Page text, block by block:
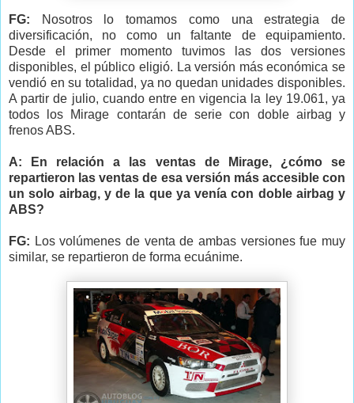
FG: Nosotros lo tomamos como una estrategia de
diversificación, no como un faltante de equipamiento.
Desde el primer momento tuvimos las dos versiones
disponibles, el público eligió. La versión más económica se
vendió en su totalidad, ya no quedan unidades disponibles.
A partir de julio, cuando entre en vigencia la ley 19.061, ya
todos los Mirage contarán de serie con doble airbag y
frenos ABS.
A: En relación a las ventas de Mirage, ¿cómo se
repartieron las ventas de esa versión más accesible con
un solo airbag, y de la que ya venía con doble airbag y
ABS?
FG: Los volúmenes de venta de ambas versiones fue muy
similar, se repartieron de forma ecuánime.